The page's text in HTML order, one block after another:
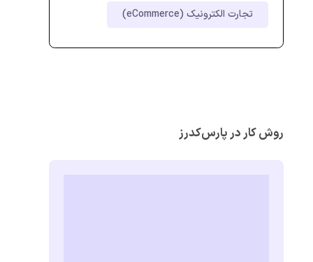
تجارت الکترونیک (eCommerce)
روش کار در پارس‌کدرز